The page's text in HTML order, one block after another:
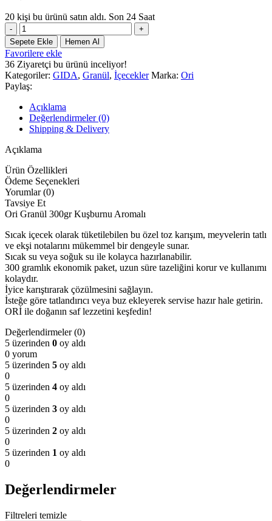
20 kişi bu ürünü satın aldı. Son 24 Saat
Ori
Granül
300gr
Kuşburnu
Aromalı
adet
Sepete Ekle Hemen Al
Favorilere ekle
36 Ziyaretçi bu ürünü inceliyor!
Kategoriler: GIDA, Granül, İçecekler Marka: Ori
Paylaş:
Açıklama
Değerlendirmeler (0)
Shipping & Delivery
Açıklama
Ürün Özellikleri
Ödeme Seçenekleri
Yorumlar (0)
Tavsiye Et
Ori Granül 300gr Kuşburnu Aromalı
Sıcak içecek olarak tüketilebilen bu özel toz karışım, meyvelerin tatlı
ve ekşi notalarını mükemmel bir dengeyle sunar.
Sıcak su veya soğuk su ile kolayca hazırlanabilir.
300 gramlık ekonomik paket, uzun süre tazeliğini korur ve kullanımı
kolaydır.
İyice karıştırarak çözülmesini sağlayın.
İsteğe göre tatlandırıcı veya buz ekleyerek servise hazır hale getirin.
ORİ ile doğanın saf lezzetini keşfedin!
Değerlendirmeler (0)
5 üzerinden 0 oy aldı
0 yorum
5 üzerinden 5 oy aldı
0
5 üzerinden 4 oy aldı
0
5 üzerinden 3 oy aldı
0
5 üzerinden 2 oy aldı
0
5 üzerinden 1 oy aldı
0
Değerlendirmeler
Filtreleri temizle